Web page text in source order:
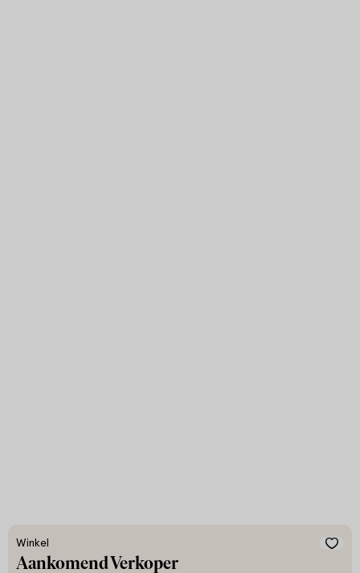
Winkel
Aankomend Verkoper